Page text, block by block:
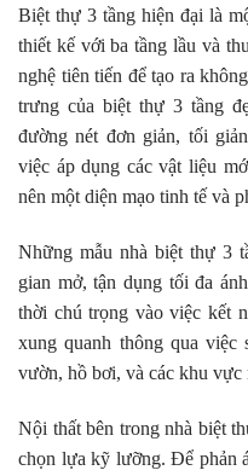
Biệt thự 3 tầng hiện đại là
thiết kế với ba tầng lầu và
nghệ tiên tiến để tạo ra
trưng của biệt thự 3 tầng
đường nét đơn giản, tối
việc áp dụng các vật liệu
nên một diện mạo tinh tế và
Những mẫu nhà biệt thự 3
gian mở, tận dụng tối đa
thời chú trọng vào việc kết
xung quanh thông qua việc
vườn, hồ bơi, và các khu vực
Nội thất bên trong nhà biệt
chọn lựa kỹ lưỡng. Để phản